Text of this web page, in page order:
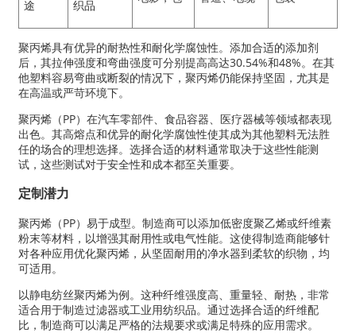
途
织品
聚丙烯具有优异的耐热性和耐化学腐蚀性。添加合适的添加剂
后，其拉伸强度和弯曲强度可分别提高高达30.54%和48%。在其
他塑料容易弯曲或断裂的情况下，聚丙烯仍能保持坚固，尤其是
在高温或严苛环境下。
聚丙烯（PP）在汽车零部件、食品容器、医疗器械等领域都表现
出色。其高熔点和优异的耐化学腐蚀性使其成为其他塑料无法胜
任的场合的理想选择。选择合适的材料通常取决于这些性能测
试，这些测试对于安全性和成本都至关重要。
定制潜力
聚丙烯（PP）易于成型。制造商可以添加低密度聚乙烯或纤维素
粉末等材料，以增强其耐用性或电气性能。这使得制造商能够针
对各种应用优化聚丙烯，从坚固耐用的净水器到柔软的织物，均
可适用。
以静电纺丝聚丙烯为例。这种纤维强度高、重量轻、耐热，非常
适合用于制造过滤器或工业用纺织品。通过选择合适的纤维配
比，制造商可以满足严格的法规要求或满足特殊的应用需求。